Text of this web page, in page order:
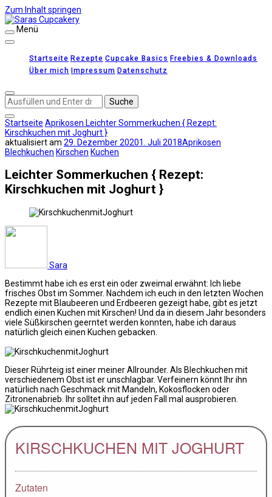
Zum Inhalt springen
Menü
Startseite Rezepte Cupcake Basics Freebies & Downloads
Über mich Impressum Datenschutz
Suchst
du
nach
etwas?
Startseite Aprikosen Leichter Sommerkuchen { Rezept:
Kirschkuchen mit Joghurt }
aktualisiert am 29. Dezember 20201. Juli 2018Aprikosen
Blechkuchen Kirschen Kuchen
Leichter Sommerkuchen { Rezept:
Kirschkuchen mit Joghurt }
Sara
Bestimmt habe ich es erst ein oder zweimal erwähnt: Ich liebe
frisches Obst im Sommer. Nachdem ich euch in den letzten Wochen
Rezepte mit Blaubeeren und Erdbeeren gezeigt habe, gibt es jetzt
endlich einen Kuchen mit Kirschen! Und da in diesem Jahr besonders
viele Süßkirschen geerntet werden konnten, habe ich daraus
natürlich gleich einen Kuchen gebacken.
Dieser Rührteig ist einer meiner Allrounder. Als Blechkuchen mit
verschiedenem Obst ist er unschlagbar. Verfeinern könnt Ihr ihn
natürlich nach Geschmack mit Mandeln, Kokosflocken oder
Zitronenabrieb. Ihr solltet ihn auf jeden Fall mal ausprobieren.
KIRSCHKUCHEN MIT JOGHURT
Zutaten